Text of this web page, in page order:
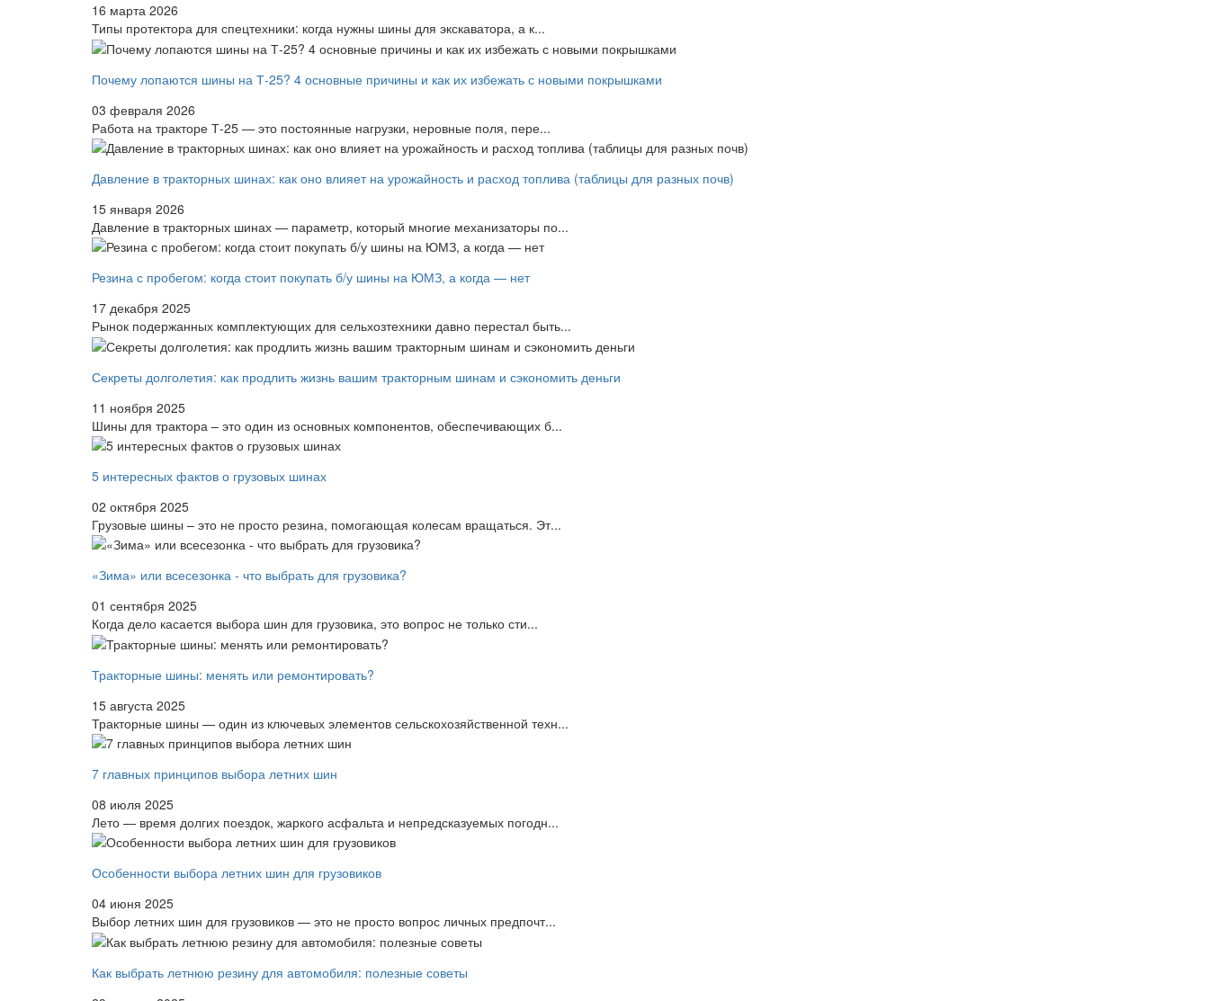
16 марта 2026
Типы протектора для спецтехники: когда нужны шины для экскаватора, а к...
Почему лопаются шины на Т-25? 4 основные причины и как их избежать с новыми покрышками
03 февраля 2026
Работа на тракторе Т-25 — это постоянные нагрузки, неровные поля, пере...
Давление в тракторных шинах: как оно влияет на урожайность и расход топлива (таблицы для разных почв)
15 января 2026
Давление в тракторных шинах — параметр, который многие механизаторы по...
Резина с пробегом: когда стоит покупать б/у шины на ЮМЗ, а когда — нет
17 декабря 2025
Рынок подержанных комплектующих для сельхозтехники давно перестал быть...
Секреты долголетия: как продлить жизнь вашим тракторным шинам и сэкономить деньги
11 ноября 2025
Шины для трактора – это один из основных компонентов, обеспечивающих б...
5 интересных фактов о грузовых шинах
02 октября 2025
Грузовые шины – это не просто резина, помогающая колесам вращаться. Эт...
«Зима» или всесезонка - что выбрать для грузовика?
01 сентября 2025
Когда дело касается выбора шин для грузовика, это вопрос не только сти...
Тракторные шины: менять или ремонтировать?
15 августа 2025
Тракторные шины — один из ключевых элементов сельскохозяйственной техн...
7 главных принципов выбора летних шин
08 июля 2025
Лето — время долгих поездок, жаркого асфальта и непредсказуемых погодн...
Особенности выбора летних шин для грузовиков
04 июня 2025
Выбор летних шин для грузовиков — это не просто вопрос личных предпочт...
Как выбрать летнюю резину для автомобиля: полезные советы